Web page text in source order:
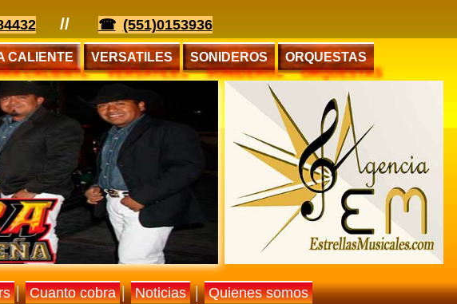
// (551)0153936
CALIENTE VERSATILES SONIDEROS ORQUESTAS
│ Cuanto cobra │ Noticias │ Quienes somos